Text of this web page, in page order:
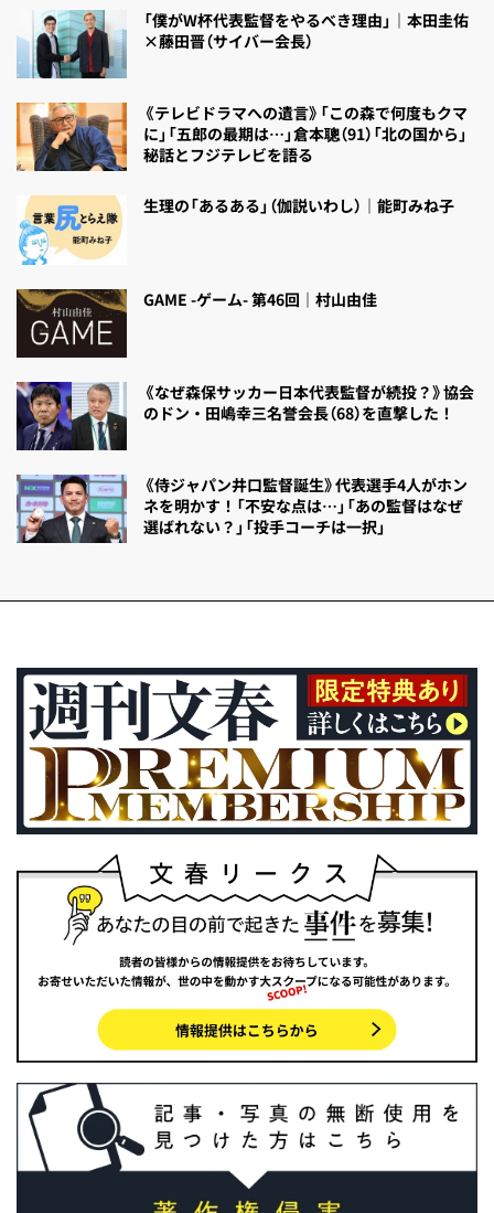
「僕がW杯代表監督をやるべき理由」｜本田圭佑
×藤田晋（サイバー会長）
《テレビドラマへの遺言》「この森で何度もクマ
に」「五郎の最期は…」倉本聰（91）「北の国から」
秘話とフジテレビを語る
生理の「あるある」（伽説いわし）｜能町みね子
GAME -ゲーム- 第46回｜村山由佳
《なぜ森保サッカー日本代表監督が続投？》協会
のドン・田嶋幸三名誉会長（68）を直撃した！
《侍ジャパン井口監督誕生》代表選手4人がホン
ネを明かす！「不安な点は…」「あの監督はなぜ
選ばれない？」「投手コーチは一択」